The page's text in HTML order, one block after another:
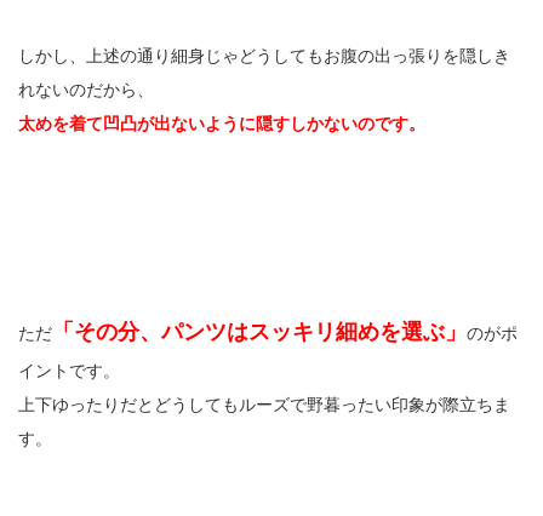
しかし、上述の通り細身じゃどうしてもお腹の出っ張りを隠しき
れないのだから、
太めを着て凹凸が出ないように隠すしかないのです。
ただ 「その分、パンツはスッキリ細めを選ぶ」
のがポ
イントです。
上下ゆったりだとどうしてもルーズで野暮ったい印象が際立ちま
す。